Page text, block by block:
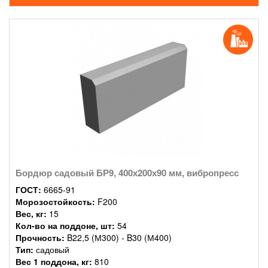
Бордюр садовый БР9, 400х200х90 мм, вибропресс
ГОСТ: 6665-91
Морозостойкость: F200
Вес, кг: 15
Кол-во на поддоне, шт: 54
Прочность: B22,5 (М300) - B30 (М400)
Тип: садовый
Вес 1 поддона, кг: 810